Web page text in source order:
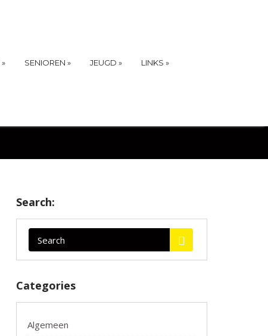
» SENIOREN » JEUGD » LINKS »
Search:
Categories
Algemeen